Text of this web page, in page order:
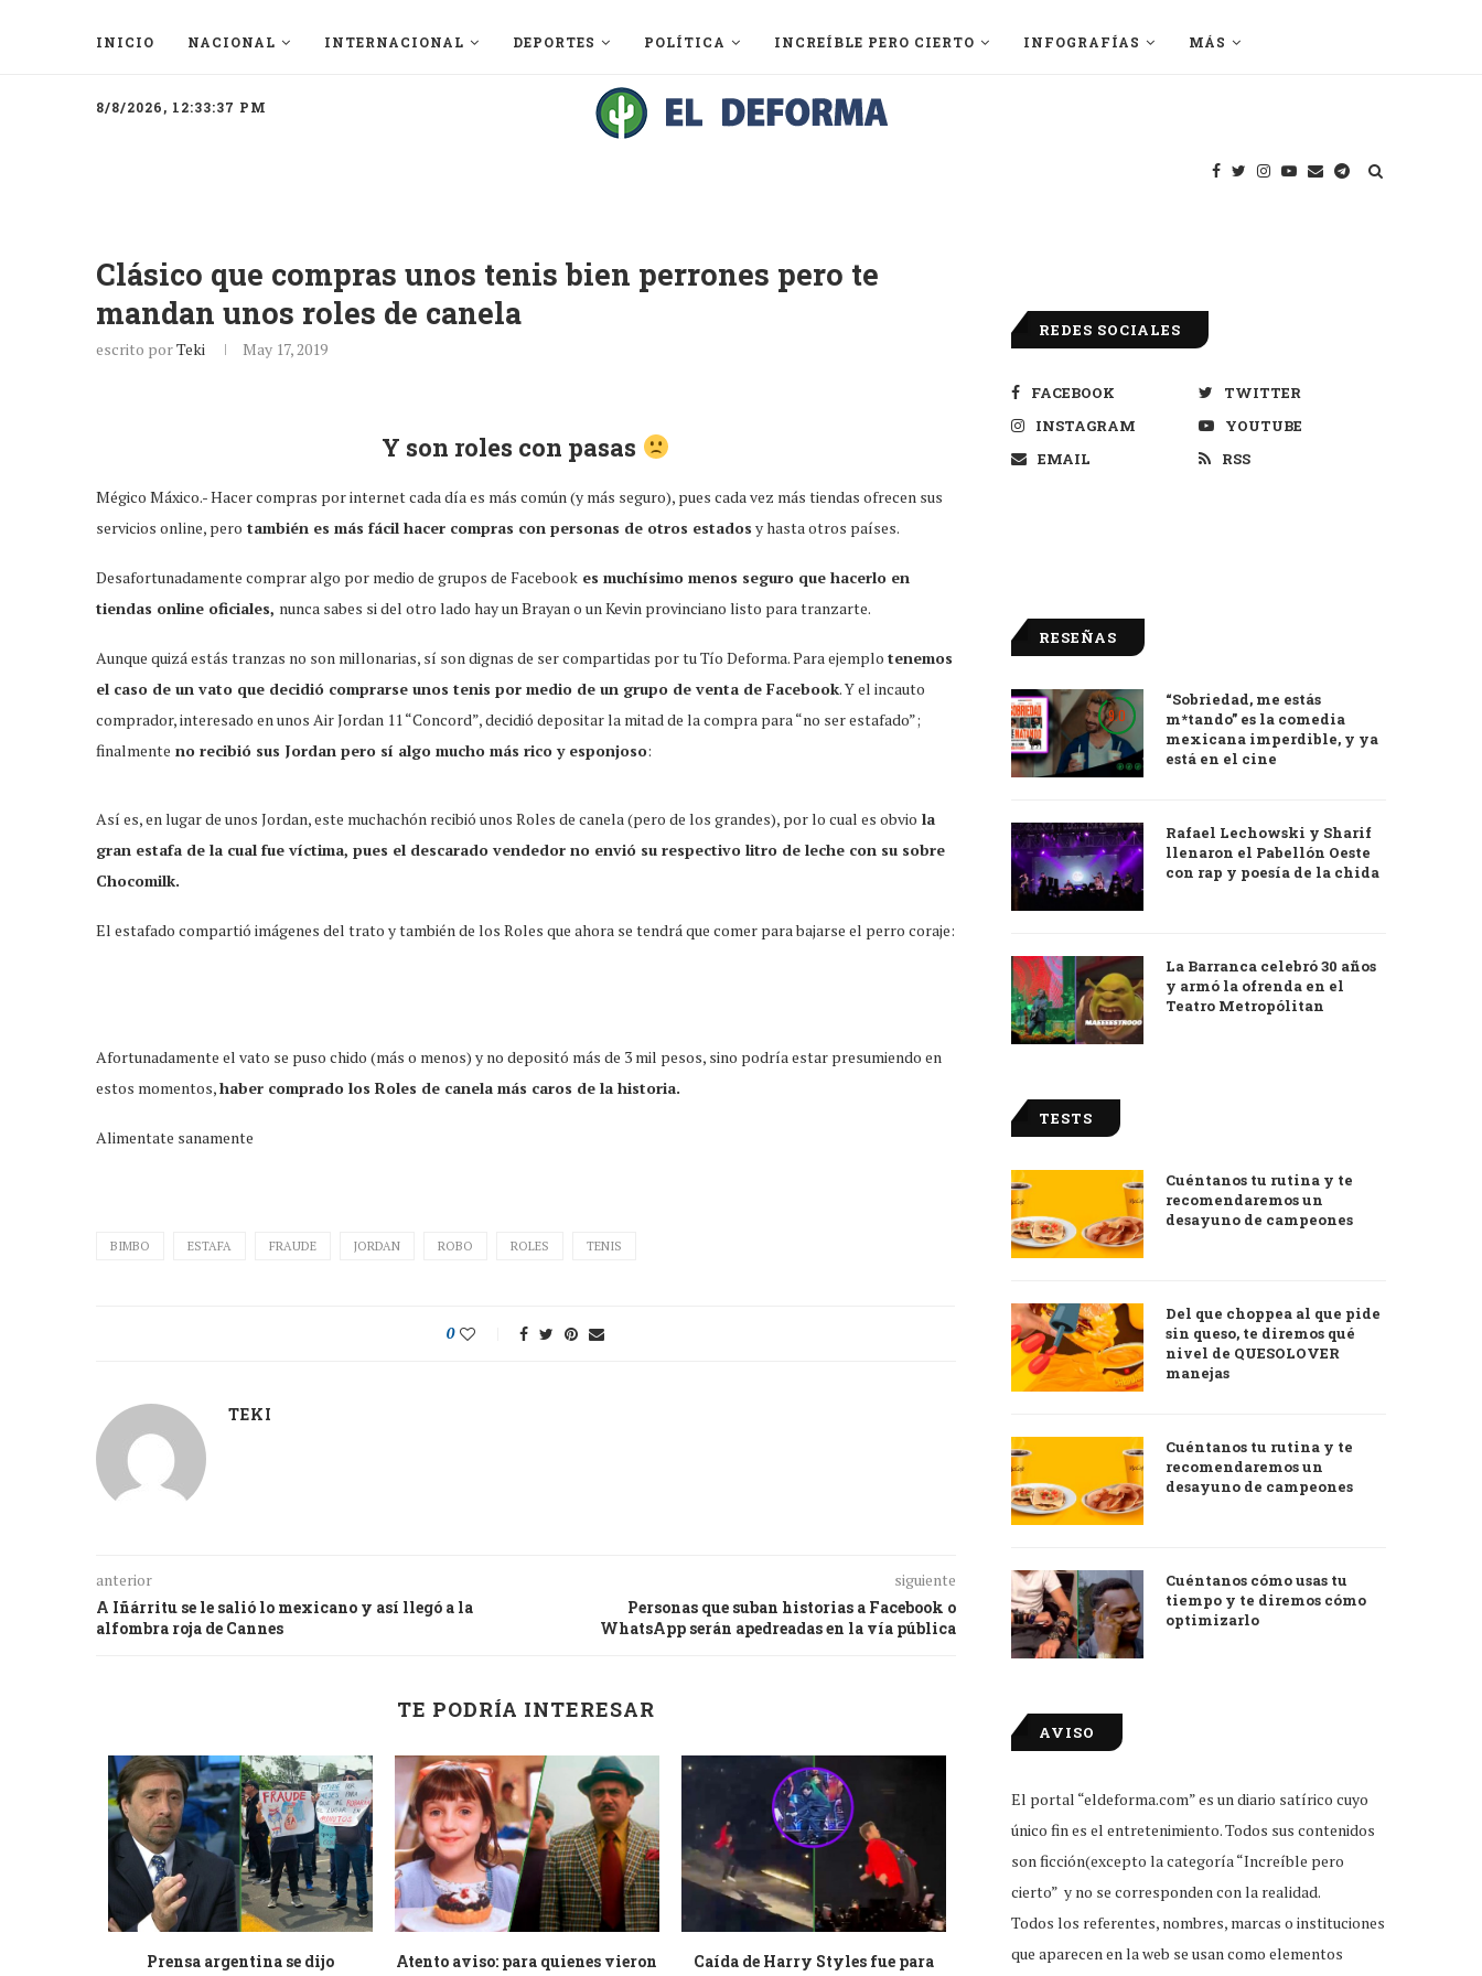
INICIO NACIONAL INTERNACIONAL DEPORTES POLÍTICA INCREÍBLE PERO CIERTO INFOGRAFÍAS MÁS
8/8/2026, 12:33:37 PM
Clásico que compras unos tenis bien perrones pero te
mandan unos roles de canela
escrito porTeki May 17, 2019
Y son roles con pasas
Mégico Máxico.- Hacer compras por internet cada día es más común (y más seguro), pues cada vez más tiendas ofrecen sus
servicios online, pero también es más fácil hacer compras con personas de otros estados y hasta otros países.
Desafortunadamente comprar algo por medio de grupos de Facebook es muchísimo menos seguro que hacerlo en
tiendas online oficiales, nunca sabes si del otro lado hay un Brayan o un Kevin provinciano listo para tranzarte.
Aunque quizá estás tranzas no son millonarias, sí son dignas de ser compartidas por tu Tío Deforma. Para ejemplo tenemos
el caso de un vato que decidió comprarse unos tenis por medio de un grupo de venta de Facebook. Y el incauto
comprador, interesado en unos Air Jordan 11 “Concord”, decidió depositar la mitad de la compra para “no ser estafado”;
finalmente no recibió sus Jordan pero sí algo mucho más rico y esponjoso:
Así es, en lugar de unos Jordan, este muchachón recibió unos Roles de canela (pero de los grandes), por lo cual es obvio la
gran estafa de la cual fue víctima, pues el descarado vendedor no envió su respectivo litro de leche con su sobre
Chocomilk.
El estafado compartió imágenes del trato y también de los Roles que ahora se tendrá que comer para bajarse el perro coraje:
Afortunadamente el vato se puso chido (más o menos) y no depositó más de 3 mil pesos, sino podría estar presumiendo en
estos momentos,haber comprado los Roles de canela más caros de la historia.
Alimentate sanamente
BIMBO ESTAFA FRAUDE JORDAN ROBO ROLES TENIS
0
TEKI
anterior
A Iñárritu se le salió lo mexicano y así llegó a la
alfombra roja de Cannes
siguiente
Personas que suban historias a Facebook o
WhatsApp serán apedreadas en la vía pública
TE PODRÍA INTERESAR
Prensa argentina se dijo
Atento aviso: para quienes vieron
Caída de Harry Styles fue para
Estudiante que reprobó examen de
Little Caesars firma
REDES SOCIALES
FACEBOOK
TWITTER
INSTAGRAM
YOUTUBE
EMAIL
RSS
RESEÑAS
9.0
“Sobriedad, me estás
m*tando” es la comedia
mexicana imperdible, y ya
está en el cine
Rafael Lechowski y Sharif
llenaron el Pabellón Oeste
con rap y poesía de la chida
La Barranca celebró 30 años
y armó la ofrenda en el
Teatro Metropólitan
TESTS
Cuéntanos tu rutina y te
recomendaremos un
desayuno de campeones
Del que choppea al que pide
sin queso, te diremos qué
nivel de QUESOLOVER
manejas
Cuéntanos tu rutina y te
recomendaremos un
desayuno de campeones
Cuéntanos cómo usas tu
tiempo y te diremos cómo
optimizarlo
AVISO
El portal “eldeforma.com” es un diario satírico cuyo
único fin es el entretenimiento. Todos sus contenidos
son ficción(excepto la categoría “Increíble pero
cierto” y no se corresponden con la realidad.
Todos los referentes, nombres, marcas o instituciones
que aparecen en la web se usan como elementos